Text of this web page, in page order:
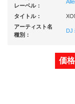
レーベル：
タイトル：
アーティスト名
種別：
DJ
価格